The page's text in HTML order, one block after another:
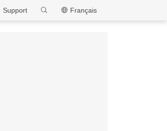
MEmu
Français
Support